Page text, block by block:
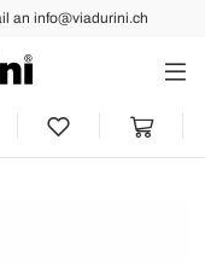
an info@viadurini.ch
Vorher Nächste
Freien aus
in Italy -